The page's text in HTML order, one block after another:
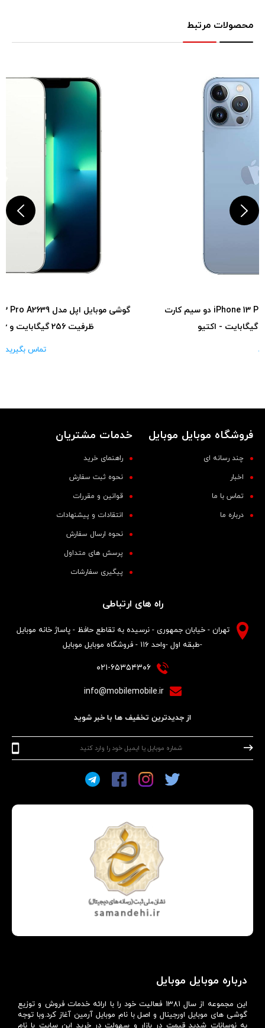
محصولات مرتبط
گوشی موبایل اپل مدل iPhone 13 Pro A2639 دو سیم‌ کارت
ظرفیت 256 گیگابایت و 6 گیگابایت رم
فروشگاه موبایل موبایل
چند رسانه ای
اخبار
تماس با ما
درباره ما
خدمات مشتریان
راهنمای خرید
نحوه ثبت سفارش
قوانین و مقررات
انتقادات و پیشنهادات
نحوه ارسال سفارش
پرسش های متداول
پیگیری سفارشات
راه های ارتباطی
تهران - خیابان جمهوری - نرسیده به تقاطع حافظ - پاساژ خانه موبایل
-طبقه اول -واحد ۱۱۶ - فروشگاه موبایل موبایل
۰۲۱-۶۵۳۵۴۳۰۶
info@mobilemobile.ir
از جدیدترین تخفیف ها با خبر شوید
درباره موبایل موبایل
این مجموعه از سال 1381 فعالیت خود را با ارائه خدمات فروش و توزیع
گوشی های موبایل اورجینال و اصل با نام موبایل آرمین آغاز کرد.وبا توجه
به نوسانات شدید قیمت در بازار و سهولت در خرید این سایت با نام